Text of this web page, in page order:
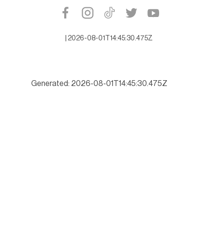
2026-08-01T14:45:30.475Z
Generated: 2026-08-01T14:45:30.475Z